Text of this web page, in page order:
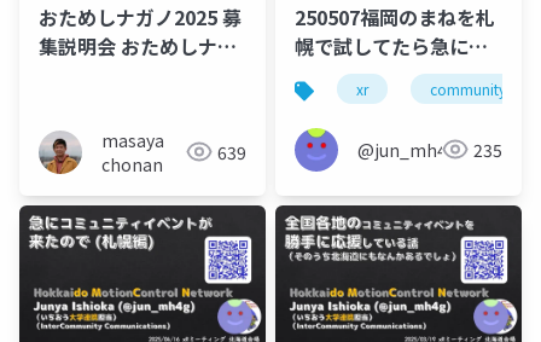
おためしナガノ2025 募
集説明会 おためしナガ
masaya
chonan
639
250507福岡のまねを札
幌で試してたら急に機
会が来た話 XRKaigi
Hub in Sapporo編
xr community
@jun_mh4g235